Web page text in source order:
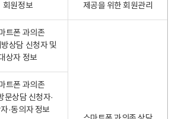
회원정보
제공을 위한 회원관리
트폰 과의존
상담 신청자 및
상자 정보
트폰 과의존
문상담 신청자·
·동의자 정보